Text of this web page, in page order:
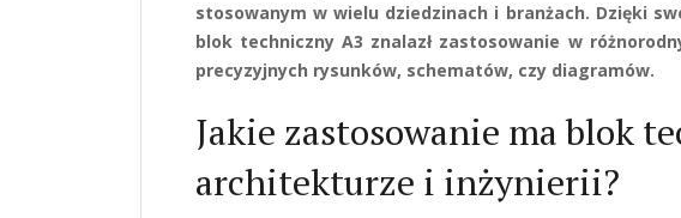
stosowanym w wielu dziedzinach i branżach. Dzięki
blok techniczny A3 znalazł zastosowanie w
precyzyjnych rysunków, schematów, czy diagramów.
Jakie zastosowanie ma blok
architekturze i inżynierii?